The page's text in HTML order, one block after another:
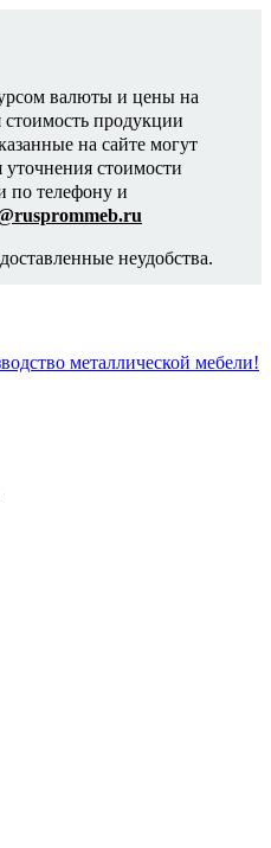
валюты и цены на
стоимость продукции
на сайте могут
стоимости
по телефону и
неудобства.